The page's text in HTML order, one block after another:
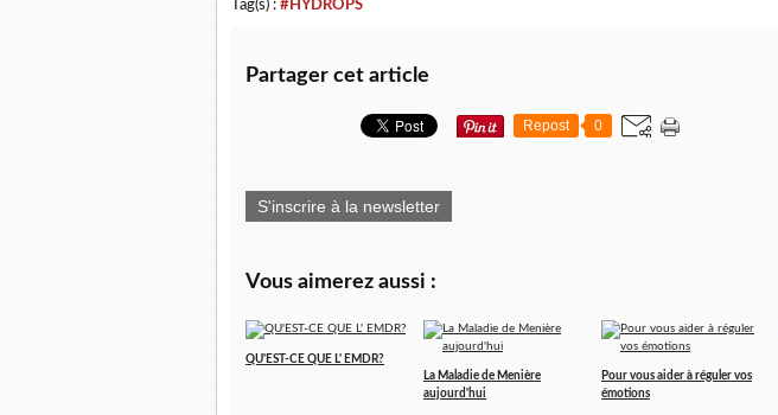
Tag(s) : #HYDROPS
Partager cet article
Repost 0
S'inscrire à la newsletter
Vous aimerez aussi :
QU'EST-CE QUE L' EMDR?
La Maladie de Menière
aujourd'hui
Pour vous aider à réguler vos
émotions